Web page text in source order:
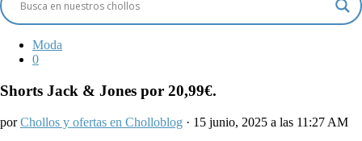
Moda
0
Shorts Jack & Jones por 20,99€.
porChollos y ofertas en Cholloblog · 15 junio, 2025 a las 11:27 AM